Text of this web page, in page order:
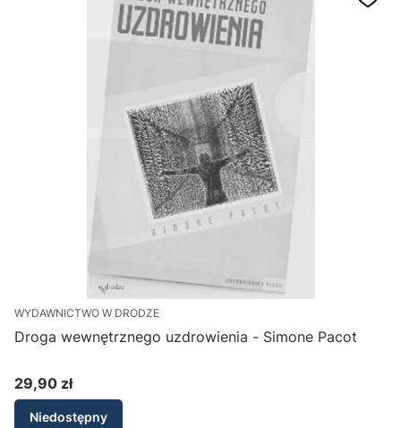
WYDAWNICTWO W DRODZE
Droga wewnętrznego uzdrowienia - Simone Pacot
Cena
29,90 zł
Niedostępny